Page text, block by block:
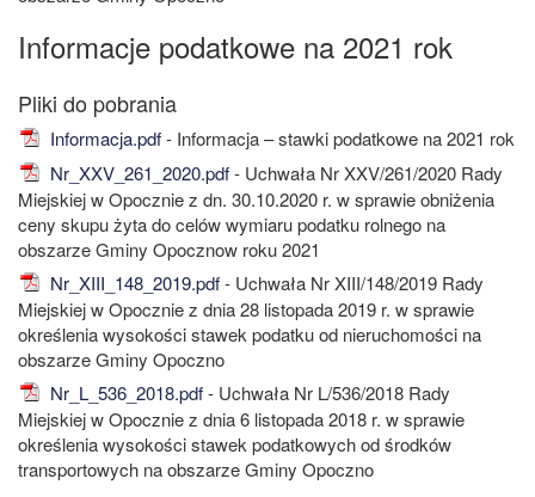
Informacje podatkowe na 2021 rok
Informacja.pdf- Informacja – stawki podatkowe na 2021 rok
Nr_XXV_261_2020.pdf- Uchwała Nr XXV/261/2020 Rady
Miejskiej w Opocznie z dn. 30.10.2020 r. w sprawie obniżenia
ceny skupu żyta do celów wymiaru podatku rolnego na
obszarze Gminy Opocznow roku 2021
Nr_XIII_148_2019.pdf- Uchwała Nr XIII/148/2019 Rady
Miejskiej w Opocznie z dnia 28 listopada 2019 r. w sprawie
określenia wysokości stawek podatku od nieruchomości na
obszarze Gminy Opoczno
Nr_L_536_2018.pdf- Uchwała Nr L/536/2018 Rady
Miejskiej w Opocznie z dnia 6 listopada 2018 r. w sprawie
określenia wysokości stawek podatkowych od środków
transportowych na obszarze Gminy Opoczno